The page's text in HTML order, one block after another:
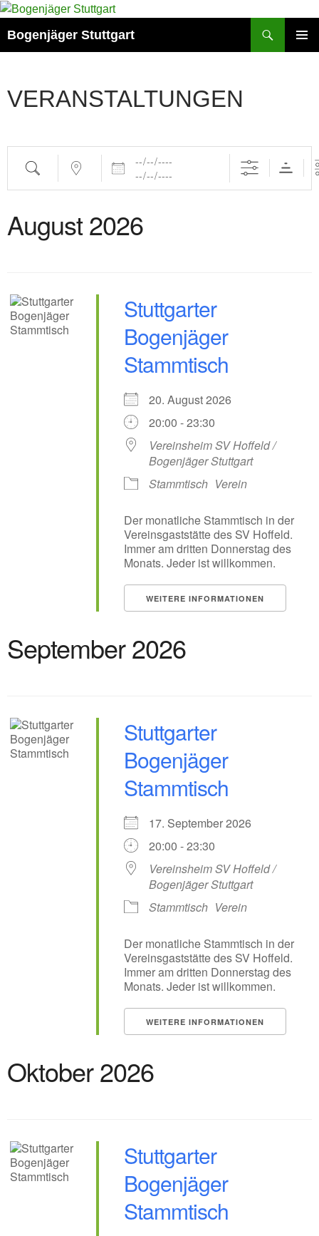
Zum
springen
Bogenjäger Stuttgart
VERANSTALTUNGEN
Suche Nahe ... Daten
August 2026
Stuttgarter
Bogenjäger
Stammtisch
20. August 2026
20:00 - 23:30
Vereinsheim SV Hoffeld /
Bogenjäger Stuttgart
Stammtisch Verein
Der monatliche Stammtisch in der
Vereinsgaststätte des SV Hoffeld.
Immer am dritten Donnerstag des
Monats. Jeder ist willkommen.
WEITERE INFORMATIONEN
September 2026
Stuttgarter
Bogenjäger
Stammtisch
17. September 2026
20:00 - 23:30
Vereinsheim SV Hoffeld /
Bogenjäger Stuttgart
Stammtisch Verein
Der monatliche Stammtisch in der
Vereinsgaststätte des SV Hoffeld.
Immer am dritten Donnerstag des
Monats. Jeder ist willkommen.
WEITERE INFORMATIONEN
Oktober 2026
Stuttgarter
Bogenjäger
Stammtisch